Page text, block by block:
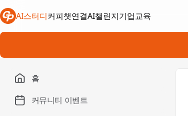
AI스터디커피챗연결
새 탭에서 열림AI챌린지
새 탭에서 열림
기업교육
새 탭에서 열림
홈
커뮤니티 이벤트